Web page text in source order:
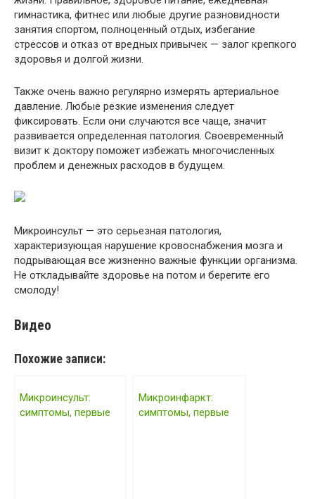
гимнастика, фитнес или любые другие разновидности
занятия спортом, полноценный отдых, избегание
стрессов и отказ от вредных привычек — залог крепкого
здоровья и долгой жизни.
Также очень важно регулярно измерять артериальное
давление. Любые резкие изменения следует
фиксировать. Если они случаются все чаще, значит
развивается определенная патология. Своевременный
визит к доктору поможет избежать многочисленных
проблем и денежных расходов в будущем.
Микроинсульт — это серьезная патология,
характеризующая нарушение кровоснабжения мозга и
подрывающая все жизненно важные функции организма.
Не откладывайте здоровье на потом и берегите его
смолоду!
Видео
Похожие записи:
Микроинсульт:
симптомы, первые
Микроинфаркт:
симптомы, первые